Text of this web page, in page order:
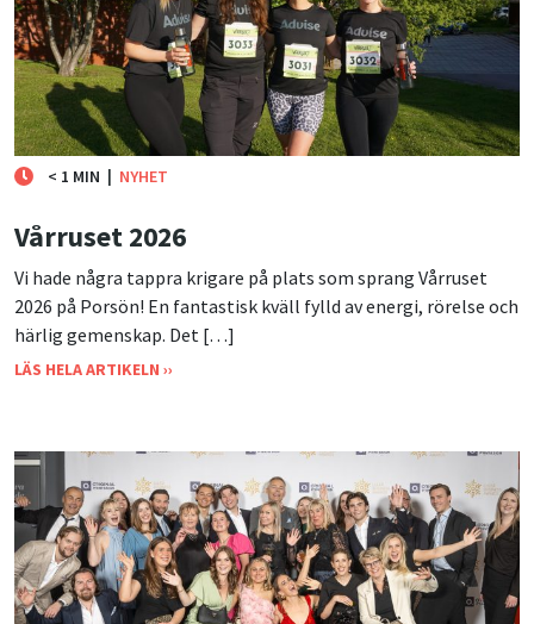
< 1 MIN | NYHET
Vårruset 2026
Vi hade några tappra krigare på plats som sprang Vårruset
2026 på Porsön! En fantastisk kväll fylld av energi, rörelse och
härlig gemenskap. Det […]
LÄS HELA ARTIKELN ››